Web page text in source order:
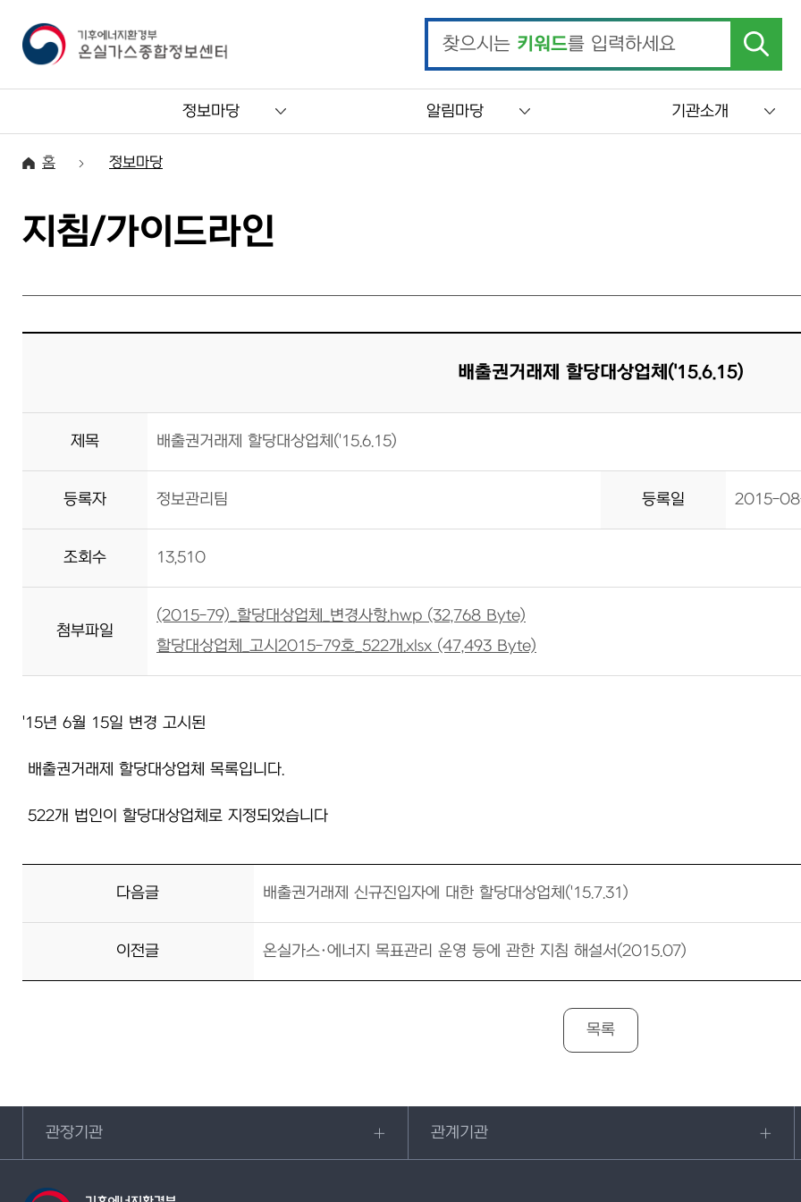
찾으시는 키워드를 입력하세요
정보마당 알림마당 기관소개
홈 정보마당
지침/가이드라인
배출권거래제 할당대상업체('15.6.15)
제목 배출권거래제 할당대상업체('15.6.15)
등록자 정보관리팀 등록일 2015-
조회수 13,510
첨부파일
(2015-79)_할당대상업체_변경사항.hwp (32,768 Byte)
할당대상업체_고시2015-79호_522개.xlsx (47,493 Byte)
'15년 6월 15일 변경 고시된
배출권거래제 할당대상업체 목록입니다.
522개 법인이 할당대상업체로 지정되었습니다
다음글 배출권거래제 신규진입자에 대한 할당대상업체('15.7.31)
이전글 온실가스·에너지 목표관리 운영 등에 관한 지침 해설서(2015.07)
목록
관장기관 관계기관